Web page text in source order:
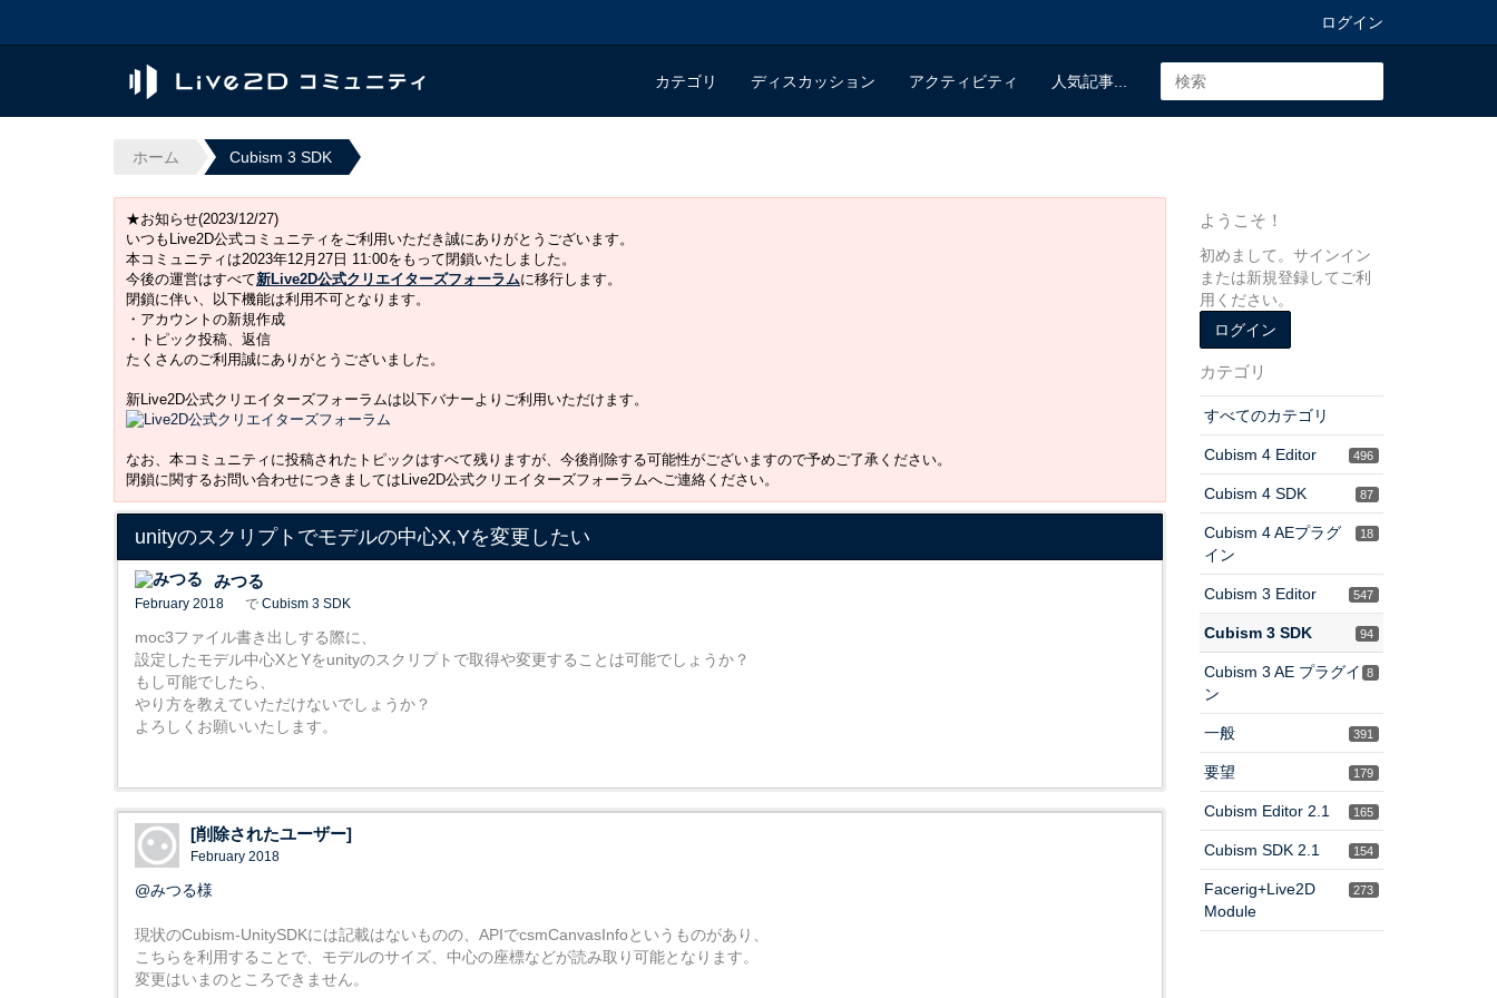
ログイン
カテゴリ ディスカッション アクティビティ 人気記事...
ホーム Cubism 3 SDK
★お知らせ(2023/12/27)
いつもLive2D公式コミュニティをご利用いただき誠にありがとうございます。
本コミュニティは2023年12月27日 11:00をもって閉鎖いたしました。
今後の運営はすべて新Live2D公式クリエイターズフォーラムに移行します。
閉鎖に伴い、以下機能は利用不可となります。
・アカウントの新規作成
・トピック投稿、返信
たくさんのご利用誠にありがとうございました。
新Live2D公式クリエイターズフォーラムは以下バナーよりご利用いただけます。
なお、本コミュニティに投稿されたトピックはすべて残りますが、今後削除する可能性がございますので予めご了承ください。
閉鎖に関するお問い合わせにつきましてはLive2D公式クリエイターズフォーラムへご連絡ください。
unityのスクリプトでモデルの中心X,Yを変更したい
みつる
February 2018 で Cubism 3 SDK
moc3ファイル書き出しする際に、
設定したモデル中心XとYをunityのスクリプトで取得や変更することは可能でしょうか？
もし可能でしたら、
やり方を教えていただけないでしょうか？
よろしくお願いいたします。
[削除されたユーザー]
February 2018
@みつる様
現状のCubism-UnitySDKには記載はないものの、APIでcsmCanvasInfoというものがあり、
こちらを利用することで、モデルのサイズ、中心の座標などが読み取り可能となります。
変更はいまのところできません。
ようこそ！
初めまして。サインイン
または新規登録してご利
用ください。
ログイン
カテゴリ
すべてのカテゴリ
496
Cubism 4 Editor
87
Cubism 4 SDK
18
Cubism 4 AEプラグ
イン
547
Cubism 3 Editor
94
Cubism 3 SDK
8
Cubism 3 AE プラグイ
ン
391
一般
179
要望
165
Cubism Editor 2.1
154
Cubism SDK 2.1
273
Facerig+Live2D
Module